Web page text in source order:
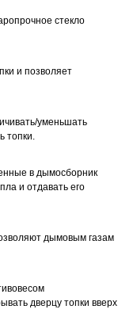
стекло
и позволяет
уменьшать
топки.
в дымосборник
и отдавать его
дымовым газам
дверцу топки вверх